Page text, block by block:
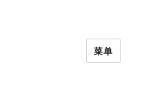
菜单